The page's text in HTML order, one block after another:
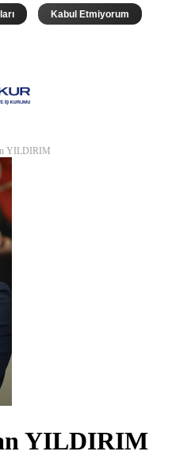
Kabul Etmiyorum
YILDIRIM
YILDIRIM